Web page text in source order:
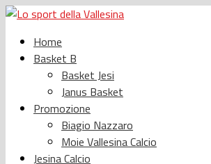
Home
Basket B
Basket Jesi
Janus Basket
Promozione
Biagio Nazzaro
Moie Vallesina Calcio
Jesina Calcio